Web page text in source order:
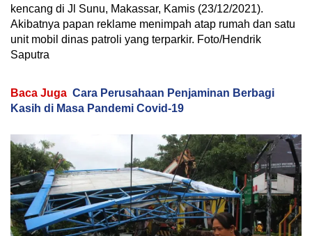
kencang di Jl Sunu, Makassar, Kamis (23/12/2021).
Akibatnya papan reklame menimpah atap rumah dan satu
unit mobil dinas patroli yang terparkir. Foto/Hendrik
Saputra
Baca Juga Cara Perusahaan Penjaminan Berbagi
Kasih di Masa Pandemi Covid-19